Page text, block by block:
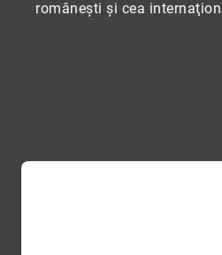
româneşti şi cea